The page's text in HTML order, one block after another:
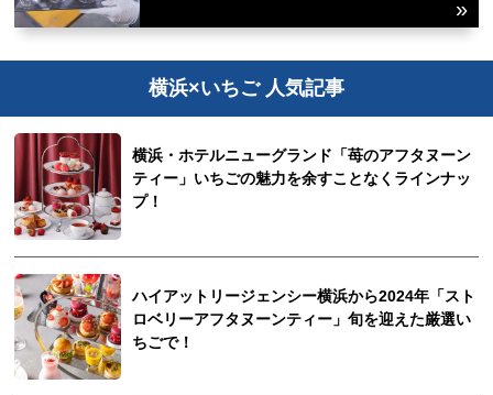
横浜×いちご 人気記事
横浜・ホテルニューグランド「苺のアフタヌーン
ティー」いちごの魅力を余すことなくラインナッ
プ！
ハイアットリージェンシー横浜から2024年「スト
ロベリーアフタヌーンティー」旬を迎えた厳選い
ちごで！